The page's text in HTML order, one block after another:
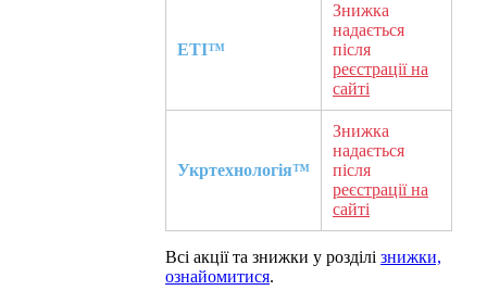
ETI™
Знижка
надається
після
реєстрації на
сайті
Укртехнологія™
Знижка
надається
після
реєстрації на
сайті
Всі акції та знижки у розділі знижки,
ознайомитися.